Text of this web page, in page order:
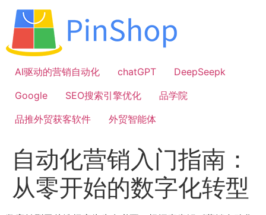
容
AI驱动的营销自动化
chatGPT
DeepSeepk
Google
SEO搜索引擎优化
品学院
品推外贸获客软件
外贸智能体
自动化营销入门指南：
从零开始的数字化转型